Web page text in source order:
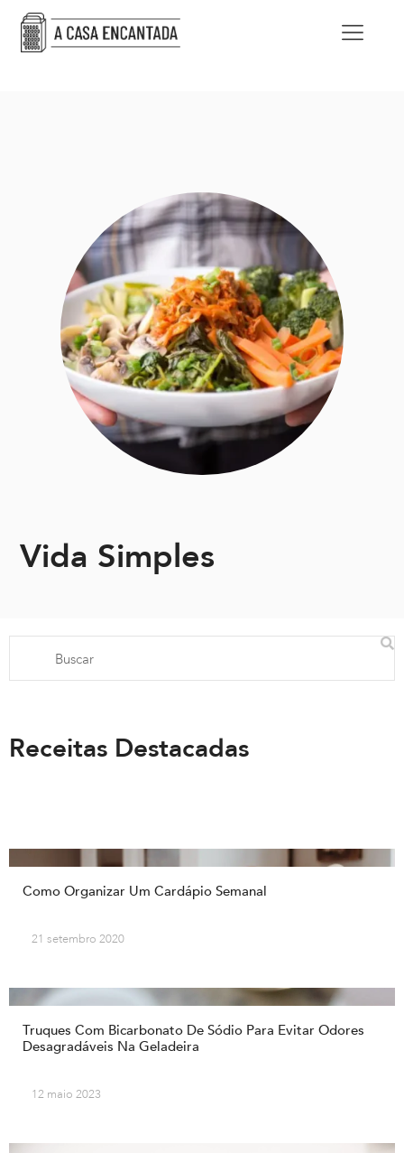
Vida Simples
Receitas Destacadas
Como Organizar Um Cardápio Semanal
21 setembro 2020
Truques Com Bicarbonato De Sódio Para Evitar Odores
Desagradáveis Na Geladeira
12 maio 2023